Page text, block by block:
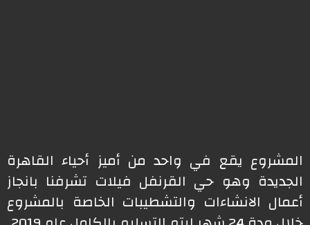
المشروع يقع في واحد من أميز أحياء القاهرة
الجديدة وهو حي القرنفل فيلات تشرفنا بانجاز
أعمال الانشاءات والتشطيبات الخاصة بالمشروع